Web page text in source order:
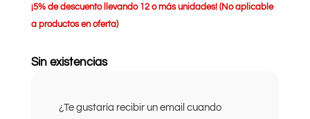
¡5% de descuento llevando 12 o más unidades! (No aplicable
a productos en oferta)
Sin existencias
¿Te gustaría recibir un email cuando